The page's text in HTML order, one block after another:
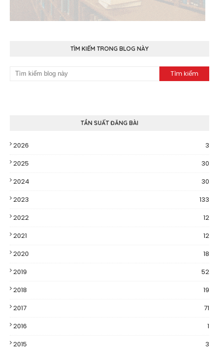
TÌM KIẾM TRONG BLOG NÀY
TẦN SUẤT ĐĂNG BÀI
2026
3
2025
30
2024
30
2023
133
2022
12
2021
12
2020
18
2019
52
2018
19
2017
71
2016
1
2015
3